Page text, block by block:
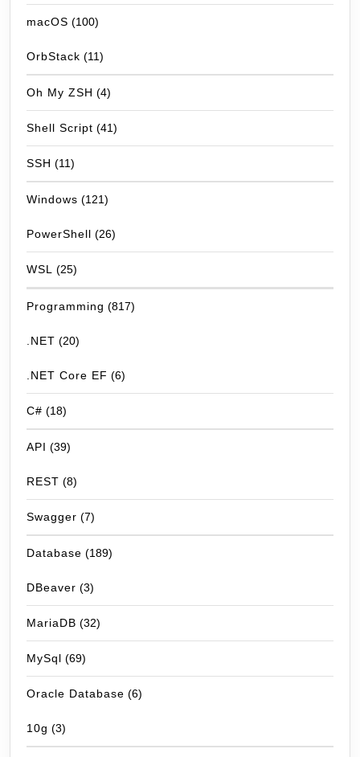
macOS (100)
OrbStack (11)
Oh My ZSH (4)
Shell Script (41)
SSH (11)
Windows (121)
PowerShell (26)
WSL (25)
Programming (817)
.NET (20)
.NET Core EF (6)
C# (18)
API (39)
REST (8)
Swagger (7)
Database (189)
DBeaver (3)
MariaDB (32)
MySql (69)
Oracle Database (6)
10g (3)